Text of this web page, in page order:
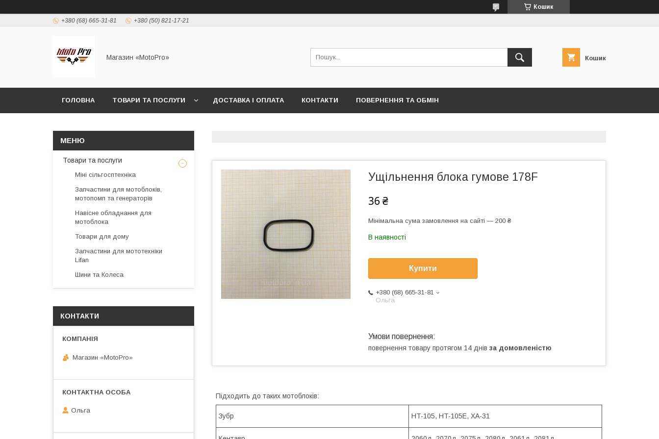
Кошик
+380 (68) 665-31-81 +380 (50) 821-17-21
Магазин «MotoPro» Кошик
ГОЛОВНА ТОВАРИ ТА ПОСЛУГИ ДОСТАВКА І ОПЛАТА КОНТАКТИ ПОВЕРНЕННЯ ТА ОБМІН
Ущільнення блока гумове 178F
36 ₴
Мінімальна сума замовлення на сайті — 200 ₴
В наявності
Купити
+380 (68) 665-31-81
Ольга
повернення товару протягом 14 днів за домовленістю
Підходить до таких мотоблоків:
Зубр HT-105, HT-105E, ХА-31
Товари та послуги
Міні сільгосптехніка
Запчастини для мотоблоків,
мотопомп та генераторів
Навісне обладнання для
мотоблока
Товари для дому
Запчастини для мототехніки
Lifan
Шини та Колеса
КОНТАКТИ
Магазин «MotoPro»
Ольга